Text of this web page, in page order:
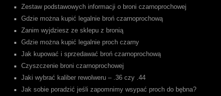
Zestaw podstawowych informacji o broni czarnoprochowej
Gdzie można kupić legalnie broń czarnoprochową
Zanim wyjdziesz ze sklepu z bronią
Gdzie można kupić legalnie proch czarny
Jak kupować i sprzedawać broń czarnoprochową
Czyszczenie broni czarnoprochowej
Jaki wybrać kaliber rewolweru – .36 czy .44
Jak sobie poradzić jeśli zapomnimy wsypać proch do bębna?